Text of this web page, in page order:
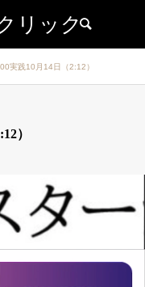
リック
実践10月14日（2:12）
）